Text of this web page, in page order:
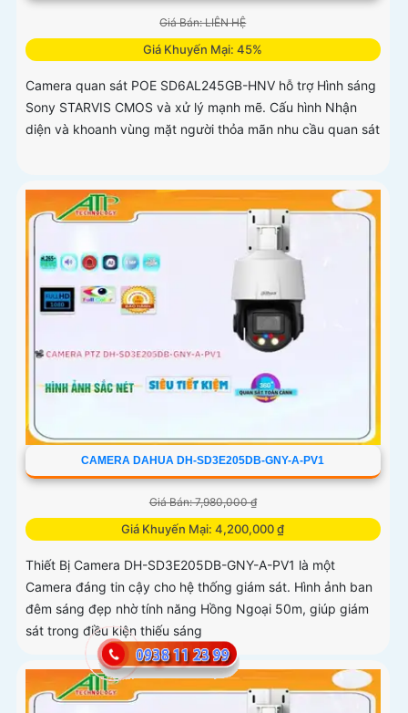
Giá Bán: LIÊN HỆ
Giá Khuyến Mại: 45%
Camera quan sát POE SD6AL245GB-HNV hỗ trợ Hình sáng
Sony STARVIS CMOS và xử lý mạnh mẽ. Cấu hình Nhận
diện và khoanh vùng mặt người thỏa mãn nhu cầu quan sát
CAMERA DAHUA DH-SD3E205DB-GNY-A-PV1
Giá Bán: 7,980,000 ₫
Giá Khuyến Mại: 4,200,000 ₫
Thiết Bị Camera DH-SD3E205DB-GNY-A-PV1 là một
Camera đáng tin cậy cho hệ thống giám sát. Hình ảnh ban
đêm sáng đẹp nhờ tính năng Hồng Ngoại 50m, giúp giám
sát trong điều kiện thiếu sáng